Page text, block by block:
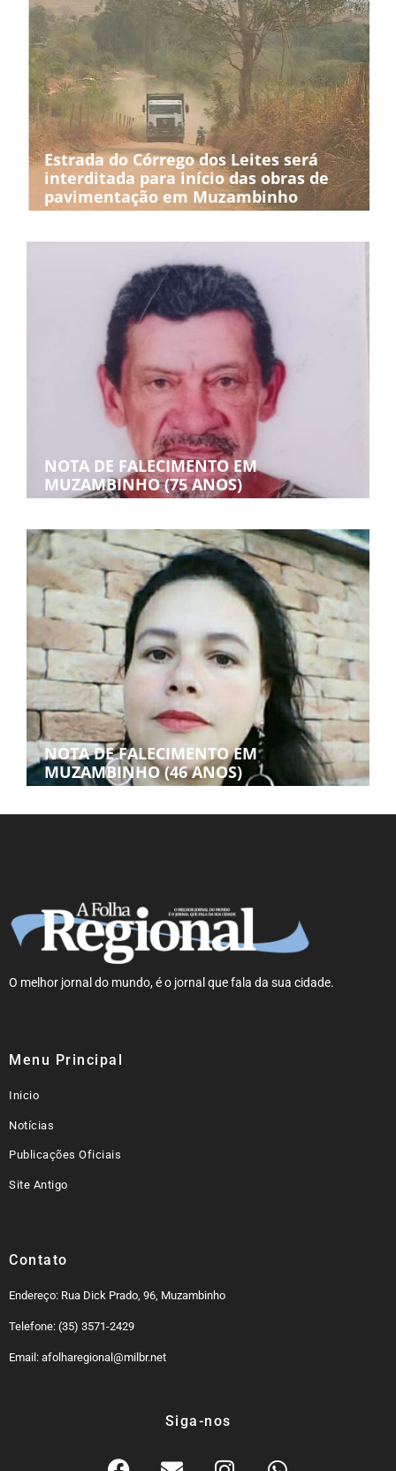
Estrada do Córrego dos Leites será
interditada para início das obras de
pavimentação em Muzambinho
NOTA DE FALECIMENTO EM
MUZAMBINHO (75 ANOS)
NOTA DE FALECIMENTO EM
MUZAMBINHO (46 ANOS)
O melhor jornal do mundo, é o jornal que fala da sua cidade.
Menu Principal
Inicio
Notícias
Publicações Oficiais
Site Antigo
Contato
Endereço: Rua Dick Prado, 96, Muzambinho
Telefone: (35) 3571-2429
Email: afolharegional@milbr.net
Siga-nos